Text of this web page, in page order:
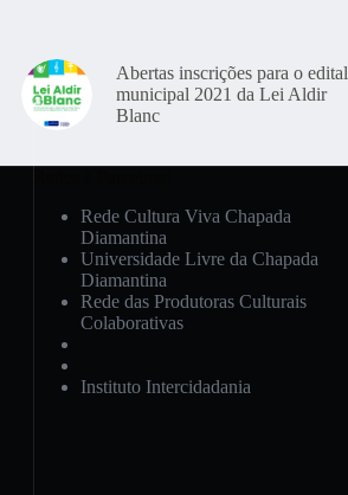
Abertas inscrições para o edital
municipal 2021 da Lei Aldir
Blanc
Rede Cultura Viva Chapada
Diamantina
Universidade Livre da Chapada
Diamantina
Rede das Produtoras Culturais
Colaborativas
Instituto Intercidadania